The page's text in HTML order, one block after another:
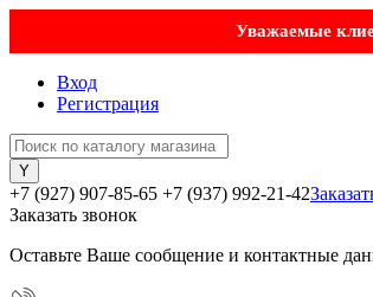
Уважаемые
Вход
Регистрация
+7 (927) 907-85-65 +7 (937) 992-21-42
Заказать звонок
Оставьте Ваше сообщение и контактные